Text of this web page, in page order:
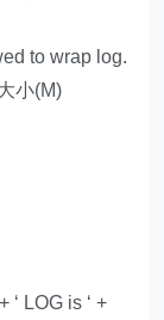
to wrap log.
小(M)
‘ LOG is ‘ +